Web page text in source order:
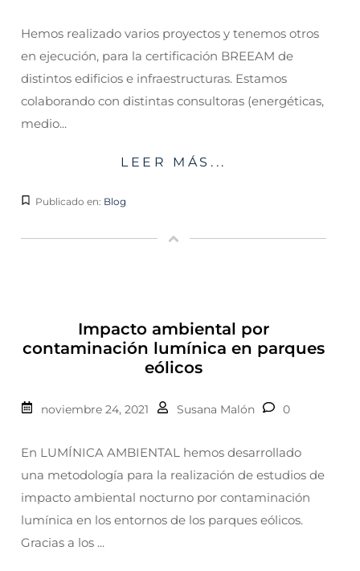
Hemos realizado varios proyectos y tenemos otros
en ejecución, para la certificación BREEAM de
distintos edificios e infraestructuras. Estamos
colaborando con distintas consultoras (energéticas,
medio...
LEER MÁS...
Publicado en: Blog
Impacto ambiental por
contaminación lumínica en parques
eólicos
noviembre 24, 2021 Susana Malón 0
En LUMÍNICA AMBIENTAL hemos desarrollado
una metodología para la realización de estudios de
impacto ambiental nocturno por contaminación
lumínica en los entornos de los parques eólicos.
Gracias a los ...